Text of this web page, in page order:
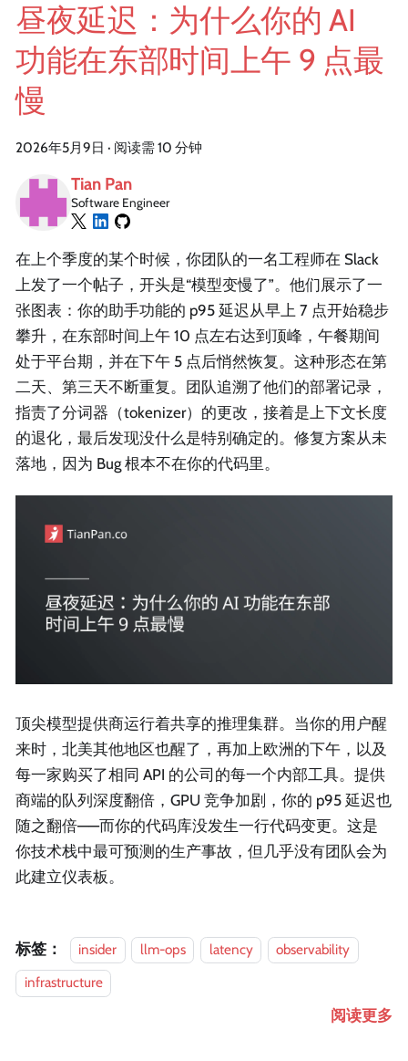
昼夜延迟：为什么你的 AI
功能在东部时间上午 9 点最
慢
2026年5月9日 · 阅读需 10 分钟
Tian Pan
Software Engineer
在上个季度的某个时候，你团队的一名工程师在 Slack
上发了一个帖子，开头是“模型变慢了”。他们展示了一
张图表：你的助手功能的 p95 延迟从早上 7 点开始稳步
攀升，在东部时间上午 10 点左右达到顶峰，午餐期间
处于平台期，并在下午 5 点后悄然恢复。这种形态在第
二天、第三天不断重复。团队追溯了他们的部署记录，
指责了分词器（tokenizer）的更改，接着是上下文长度
的退化，最后发现没什么是特别确定的。修复方案从未
落地，因为 Bug 根本不在你的代码里。
顶尖模型提供商运行着共享的推理集群。当你的用户醒
来时，北美其他地区也醒了，再加上欧洲的下午，以及
每一家购买了相同 API 的公司的每一个内部工具。提供
商端的队列深度翻倍，GPU 竞争加剧，你的 p95 延迟也
随之翻倍——而你的代码库没发生一行代码变更。这是
你技术栈中最可预测的生产事故，但几乎没有团队会为
此建立仪表板。
标签： insider llm-ops latency
observability
infrastructure
阅读更多